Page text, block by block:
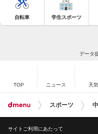
自転車 学生スポーツ
データ
TOP ニュース 天気
スポーツ
サイトご利用にあたって